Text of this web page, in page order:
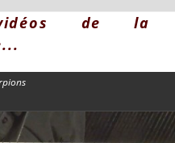
de la